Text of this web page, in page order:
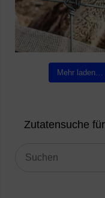
Mehr laden…
Zutatensuche